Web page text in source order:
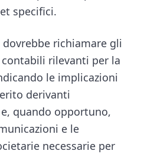
specifici.
richiamare gli
rilevanti per la
le implicazioni
derivanti
e, quando opportuno,
e le
necessarie per